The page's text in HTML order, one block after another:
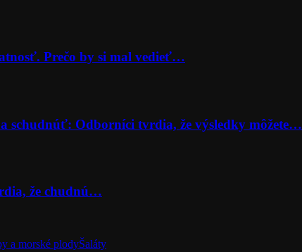
Prečo by si mal vedieť…
schudnúť: Odborníci tvrdia, že výsledky môžete…
že chudnú…
a morské plodyŠaláty